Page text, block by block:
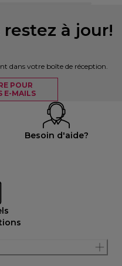
restez à jour!
dans votre boîte de réception.
POUR
E-MAILS
Besoin d'aide?